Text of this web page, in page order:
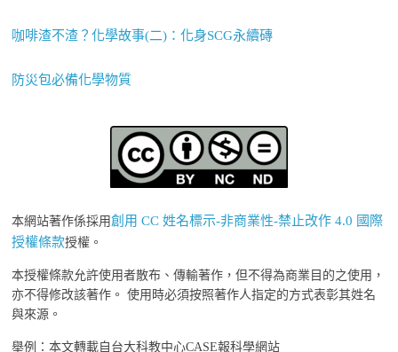
咖啡渣不渣？化學故事(二)：化身SCG永續磚
防災包必備化學物質
本網站著作係採用創用 CC 姓名標示-非商業性-禁止改作 4.0 國際
授權條款授權。
本授權條款允許使用者散布、傳輸著作，但不得為商業目的之使用，
亦不得修改該著作。 使用時必須按照著作人指定的方式表彰其姓名
與來源。
舉例：本文轉載自台大科教中心CASE報科學網站